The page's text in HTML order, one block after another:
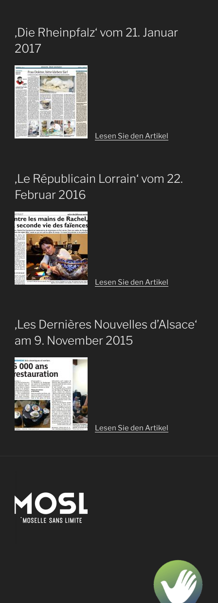
‚Die Rheinpfalz‘ vom 21. Januar
2017
Lesen Sie den Artikel
‚Le Républicain Lorrain‘ vom 22.
Februar 2016
Lesen Sie den Artikel
‚Les Dernières Nouvelles d’Alsace‘
am 9. November 2015
Lesen Sie den Artikel